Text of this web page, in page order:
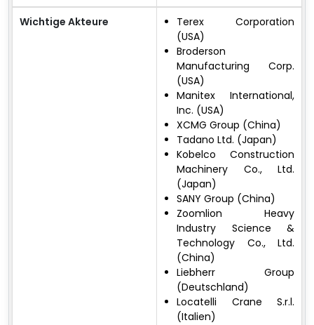
Wichtige Akteure
Terex Corporation
(USA)
Broderson
Manufacturing Corp.
(USA)
Manitex International,
Inc. (USA)
XCMG Group (China)
Tadano Ltd. (Japan)
Kobelco Construction
Machinery Co., Ltd.
(Japan)
SANY Group (China)
Zoomlion Heavy
Industry Science &
Technology Co., Ltd.
(China)
Liebherr Group
(Deutschland)
Locatelli Crane S.r.l.
(Italien)